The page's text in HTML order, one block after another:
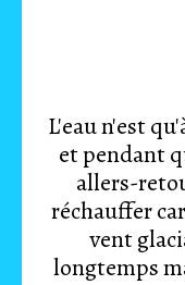
L'eau n'est
et pendant
allers-
réchauffer
vent
longtemps